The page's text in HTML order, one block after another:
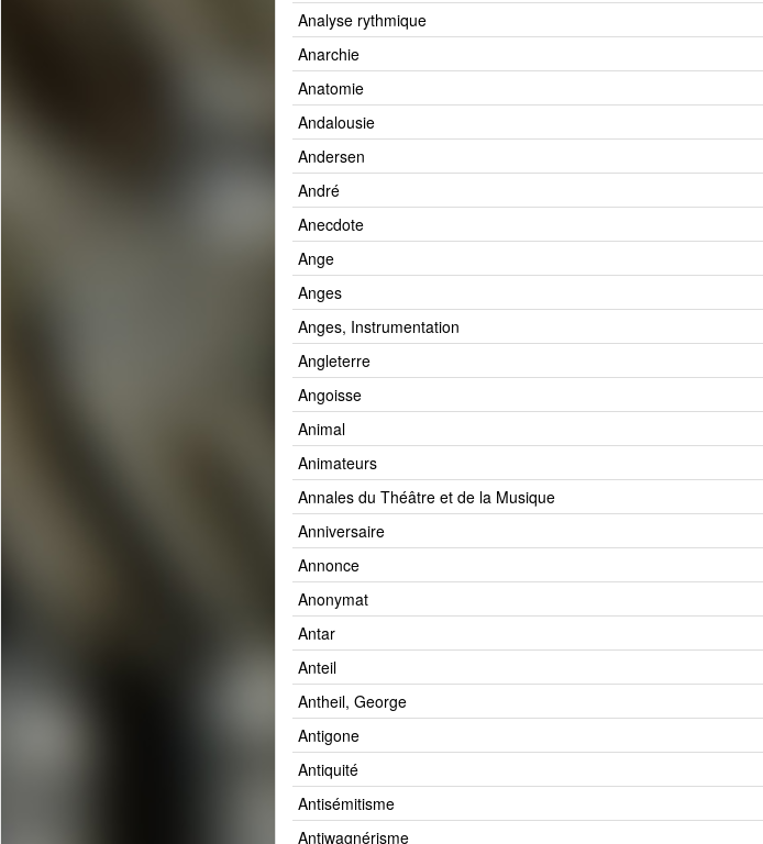
Analyse rythmique
Anarchie
Anatomie
Andalousie
Andersen
André
Anecdote
Ange
Anges
Anges, Instrumentation
Angleterre
Angoisse
Animal
Animateurs
Annales du Théâtre et de la Musique
Anniversaire
Annonce
Anonymat
Antar
Anteil
Antheil, George
Antigone
Antiquité
Antisémitisme
Antiwagnérisme